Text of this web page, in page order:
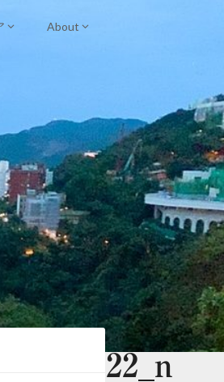
About